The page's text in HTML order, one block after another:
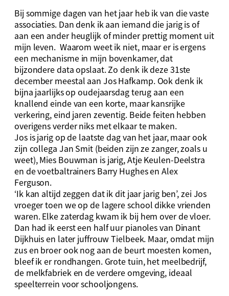
Bij sommige dagen van het jaar heb ik van die vaste
associaties. Dan denk ik aan iemand die jarig is of
aan een ander heuglijk of minder prettig moment uit
mijn leven. Waarom weet ik niet, maar er is ergens
een mechanisme in mijn bovenkamer, dat
bijzondere data opslaat. Zo denk ik deze 31ste
december meestal aan Jos Hafkamp. Ook denk ik
bijna jaarlijks op oudejaarsdag terug aan een
knallend einde van een korte, maar kansrijke
verkering, eind jaren zeventig. Beide feiten hebben
overigens verder niks met elkaar te maken.
Jos is jarig op de laatste dag van het jaar, maar ook
zijn collega Jan Smit (beiden zijn ze zanger, zoals u
weet), Mies Bouwman is jarig, Atje Keulen-Deelstra
en de voetbaltrainers Barry Hughes en Alex
Ferguson.
‘Ik kan altijd zeggen dat ik dit jaar jarig ben’, zei Jos
vroeger toen we op de lagere school dikke vrienden
waren. Elke zaterdag kwam ik bij hem over de vloer.
Dan had ik eerst een half uur pianoles van Dinant
Dijkhuis en later juffrouw Tielbeek. Maar, omdat mijn
zus en broer ook nog aan de beurt moesten komen,
bleef ik er rondhangen. Grote tuin, het meelbedrijf,
de melkfabriek en de verdere omgeving, ideaal
speelterrein voor schooljongens.